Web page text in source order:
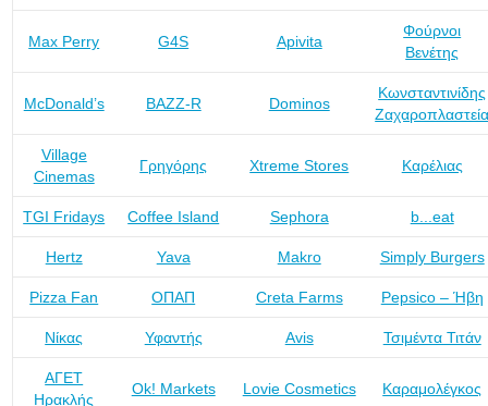
Max Perry G4S Apivita
Φούρνοι
Βενέτης
McDonald’s BAZZ-R Dominos
Κωνσταντινίδης
Village
Cinemas
Γρηγόρης Xtreme Stores Καρέλιας
TGI Fridays Coffee Island Sephora b...eat
Hertz Yava Makro Simply Burgers
Pizza Fan ΟΠΑΠ Creta Farms Pepsico – Ήβη
Νίκας Υφαντής Avis Τσιμέντα Τιτάν
ΑΓΕΤ
Ηρακλής
Ok! Markets Lovie Cosmetics Καραμολέγκος